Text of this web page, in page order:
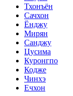
Тхонъён
Сачхон
Ёнджу
Мирян
Санджу
Цусима
Куронгпо
Кодже
Чинхэ
Ечхон